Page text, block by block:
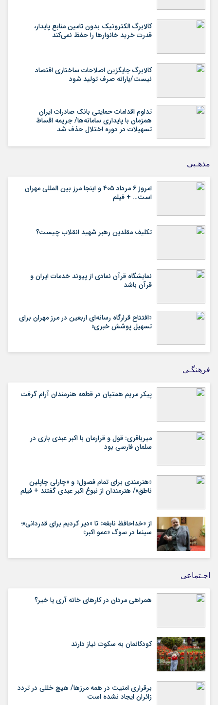
کالابرگ الکترونیک بدون تامین منابع پایدار،
قدرت خرید خانوارها را حفظ نمی‌کند
کالابرگ جایگزین اصلاحات ساختاری اقتصاد
نیست/یارانه صرف تولید شود
تداوم اقدامات حمایتی بانک صادرات ایران
همزمان با پایداری سامانه‌ها/ جریمه اقساط
تسهیلات در دوره اختلال حذف شد
مذهـبی
امروز ۶ مرداد ۴۰۵ و اینجا مرز بین المللی مهران
است… + فیلم
تکلیف مقلدین رهبر شهید انقلاب چیست؟
نمایشگاه قرآن نمادی از پیوند خدمات ایران و
قرآن باشد
«افتتاح قرارگاه رسانه‌ای اربعین در مرز مهران برای
تسهیل پوشش خبری»
فرهنگـی
پیکر مریم همتیان در قطعه هنرمندان آرام گرفت
میرباقری: قول و قرارمان با اکبر عبدی بازی در
سلمان فارسی بود
«هنرمندی برای تمام فصول» و «چارلی چاپلین
ناطق»/ هنرمندان از نبوغ اکبر عبدی گفتند + فیلم
از «خداحافظ نابغه» تا «دیر کردیم برای قدردانی»؛
سینما در سوگ «عمو اکبر»
اجـتماعی
همراهی مردان در کارهای خانه آری یا خیر؟
کودکانمان به سکوت نیاز دارند
برقراری امنیت در همه مرزها/ هیچ‌ خللی در تردد
زائران ایجاد نشده است